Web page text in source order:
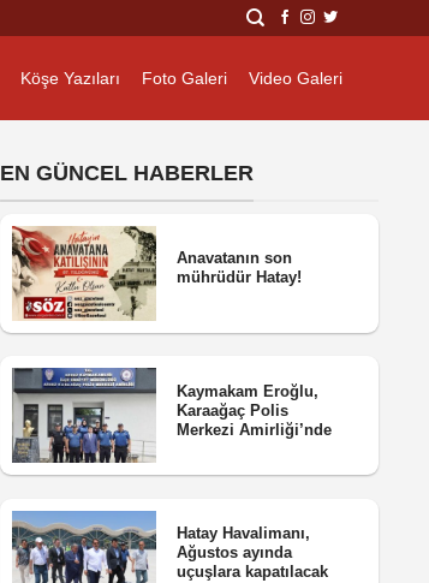
Köşe Yazıları Foto Galeri Video Galeri
EN GÜNCEL HABERLER
Anavatanın son
mührüdür Hatay!
Kaymakam Eroğlu,
Karaağaç Polis
Merkezi Amirliği’nde
Hatay Havalimanı,
Ağustos ayında
uçuşlara kapatılacak